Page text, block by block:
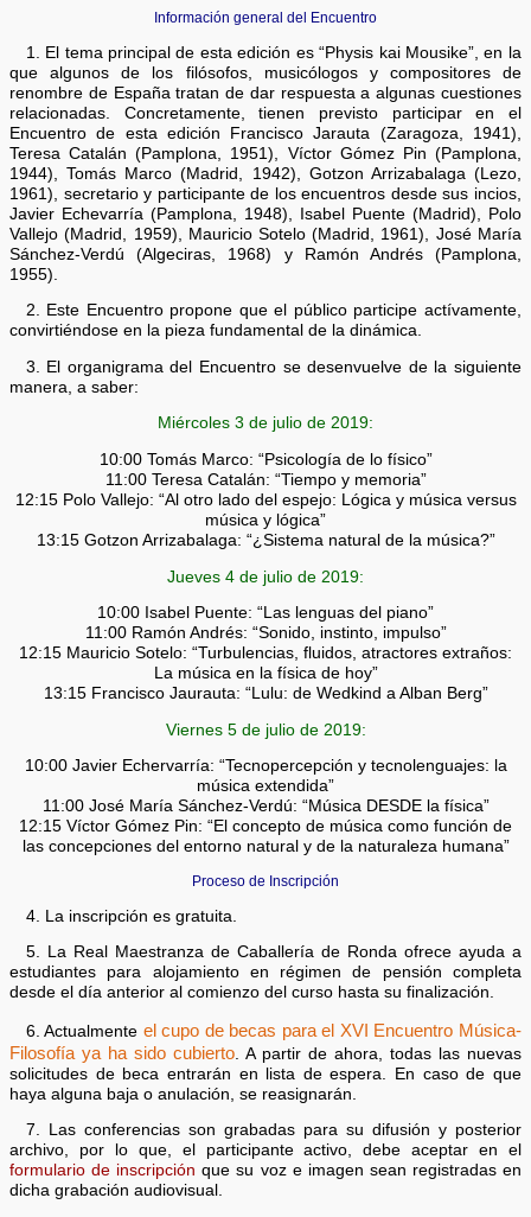
Información general del Encuentro
1. El tema principal de esta edición es “Physis kai Mousike”, en la
que algunos de los filósofos, musicólogos y compositores de
renombre de España tratan de dar respuesta a algunas cuestiones
relacionadas. Concretamente, tienen previsto participar en el
Encuentro de esta edición Francisco Jarauta (Zaragoza, 1941),
Teresa Catalán (Pamplona, 1951), Víctor Gómez Pin (Pamplona,
1944), Tomás Marco (Madrid, 1942), Gotzon Arrizabalaga (Lezo,
1961), secretario y participante de los encuentros desde sus incios,
Javier Echevarría (Pamplona, 1948), Isabel Puente (Madrid), Polo
Vallejo (Madrid, 1959), Mauricio Sotelo (Madrid, 1961), José María
Sánchez-Verdú (Algeciras, 1968) y Ramón Andrés (Pamplona,
1955).
2. Este Encuentro propone que el público participe actívamente,
convirtiéndose en la pieza fundamental de la dinámica.
3. El organigrama del Encuentro se desenvuelve de la siguiente
manera, a saber:
Miércoles 3 de julio de 2019:
10:00 Tomás Marco: “Psicología de lo físico”
11:00 Teresa Catalán: “Tiempo y memoria”
12:15 Polo Vallejo: “Al otro lado del espejo: Lógica y música versus
música y lógica”
13:15 Gotzon Arrizabalaga: “¿Sistema natural de la música?”
Jueves 4 de julio de 2019:
10:00 Isabel Puente: “Las lenguas del piano”
11:00 Ramón Andrés: “Sonido, instinto, impulso”
12:15 Mauricio Sotelo: “Turbulencias, fluidos, atractores extraños:
La música en la física de hoy”
13:15 Francisco Jaurauta: “Lulu: de Wedkind a Alban Berg”
Viernes 5 de julio de 2019:
10:00 Javier Echervarría: “Tecnopercepción y tecnolenguajes: la
música extendida”
11:00 José María Sánchez-Verdú: “Música DESDE la física”
12:15 Víctor Gómez Pin: “El concepto de música como función de
las concepciones del entorno natural y de la naturaleza humana”
Proceso de Inscripción
4. La inscripción es gratuita.
5. La Real Maestranza de Caballería de Ronda ofrece ayuda a
estudiantes para alojamiento en régimen de pensión completa
desde el día anterior al comienzo del curso hasta su finalización.
6. Actualmente el cupo de becas para el XVI Encuentro Música-
Filosofía ya ha sido cubierto . A partir de ahora, todas las nuevas
solicitudes de beca entrarán en lista de espera. En caso de que
haya alguna baja o anulación, se reasignarán.
7. Las conferencias son grabadas para su difusión y posterior
archivo, por lo que, el participante activo, debe aceptar en el
formulario de inscripción que su voz e imagen sean registradas en
dicha grabación audiovisual.